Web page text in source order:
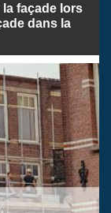
façade lors
dans la